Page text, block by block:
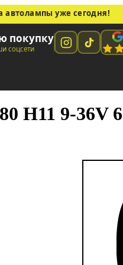
автолампы уже сегодня!
покупку
соцсети
H11 9-36V